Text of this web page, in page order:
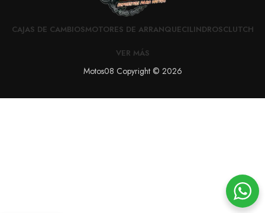
CAJAS DE CAMBIOSMOTORES DE ARRANQUECILINDROSCLUTCH
VER MÁS
Motos08 Copyright © 2026